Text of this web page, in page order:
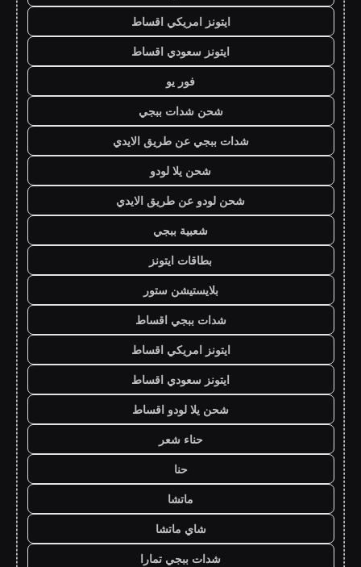
ايتونز امريكي اقساط
ايتونز سعودي اقساط
فور يو
شحن شدات ببجي
شدات ببجي عن طريق الايدي
شحن يلا لودو
شحن لودو عن طريق الايدي
شعبية ببجي
بطاقات ايتونز
بلايستيشن ستور
شدات ببجي اقساط
ايتونز امريكي اقساط
ايتونز سعودي اقساط
شحن يلا لودو اقساط
حناء شعر
حنا
ماتشا
شاي ماتشا
شدات ببجي تمارا